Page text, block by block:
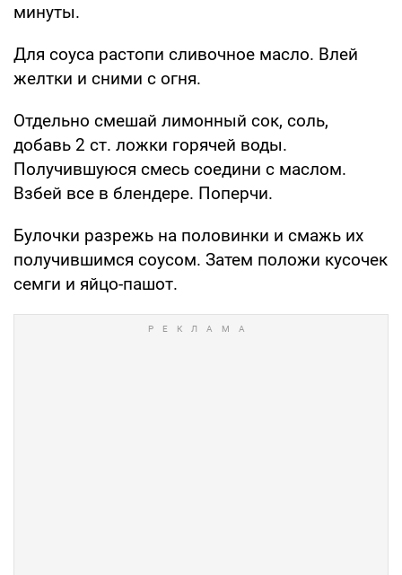
минуты.
Для соуса растопи сливочное масло. Влей
желтки и сними с огня.
Отдельно смешай лимонный сок, соль,
добавь 2 ст. ложки горячей воды.
Получившуюся смесь соедини с маслом.
Взбей все в блендере. Поперчи.
Булочки разрежь на половинки и смажь их
получившимся соусом. Затем положи кусочек
семги и яйцо-пашот.